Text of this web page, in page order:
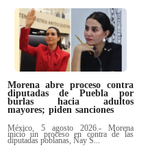
Morena abre proceso contra
diputadas de Puebla por
burlas hacia adultos
mayores; piden sanciones
México, 5 agosto 2026.- Morena
inició un proceso en contra de las
diputadas poblanas, Nay S...